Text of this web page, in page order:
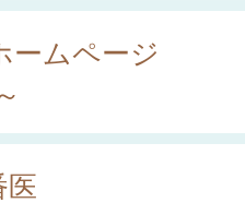
ームページ
医